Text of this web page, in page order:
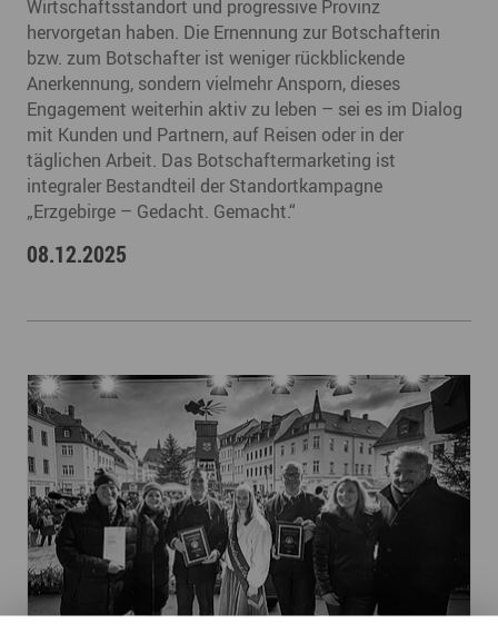
Wirtschaftsstandort und progressive Provinz
hervorgetan haben. Die Ernennung zur Botschafterin
bzw. zum Botschafter ist weniger rückblickende
Anerkennung, sondern vielmehr Ansporn, dieses
Engagement weiterhin aktiv zu leben – sei es im Dialog
mit Kunden und Partnern, auf Reisen oder in der
täglichen Arbeit. Das Botschaftermarketing ist
integraler Bestandteil der Standortkampagne
„Erzgebirge – Gedacht. Gemacht.“
08.12.2025